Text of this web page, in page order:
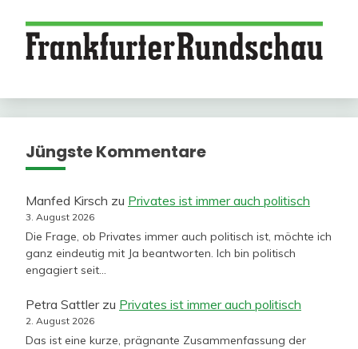
Jüngste Kommentare
Manfed Kirsch zu Privates ist immer auch politisch
3. August 2026
Die Frage, ob Privates immer auch politisch ist, möchte ich
ganz eindeutig mit Ja beantworten. Ich bin politisch
engagiert seit…
Petra Sattlerzu Privates ist immer auch politisch
2. August 2026
Das ist eine kurze, prägnante Zusammenfassung der